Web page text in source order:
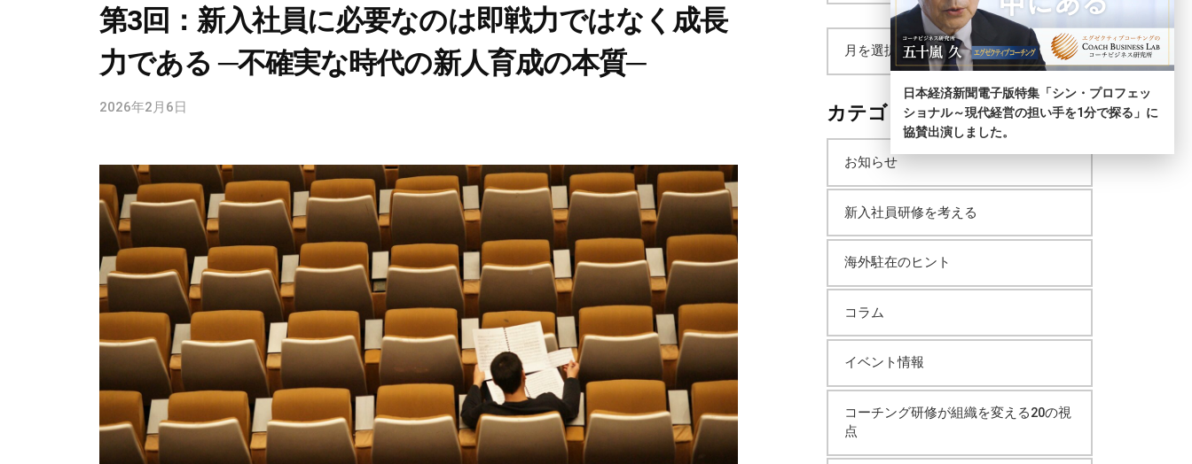
ー
チ
ビ
ジ
ス
研
究
所
ビ
ジ
ネ
ス
の
公
式
ホ
ー
ペ
ー
ジ
で
第3回：新入社員に必要なのは即戦力ではなく成長
力である ─不確実な時代の新人育成の本質─
2026年2月6日
b
l
a
m
i
n
イ
ブ
カテゴリー
お知らせ
新入社員研修を考える
海外駐在のヒント
コラム
イベント情報
コーチング研修が組織を変える20の視
点
ス
研
究
日本経済新聞電子版特集「シン・プロフェッ
ショナル～現代経営の担い手を1分で探る」に
協賛出演しました。